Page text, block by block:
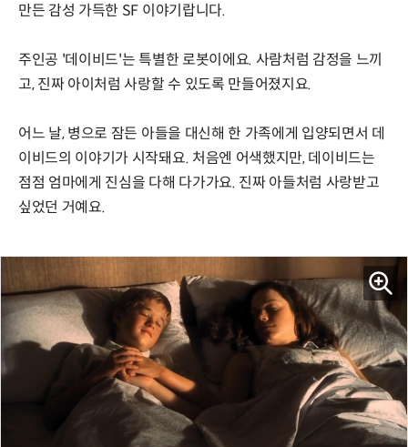
만든 감성 가득한 SF 이야기랍니다.
주인공 '데이비드'는 특별한 로봇이에요. 사람처럼 감정을 느끼
고, 진짜 아이처럼 사랑할 수 있도록 만들어졌지요.
어느 날, 병으로 잠든 아들을 대신해 한 가족에게 입양되면서 데
이비드의 이야기가 시작돼요. 처음엔 어색했지만, 데이비드는
점점 엄마에게 진심을 다해 다가가요. 진짜 아들처럼 사랑받고
싶었던 거예요.